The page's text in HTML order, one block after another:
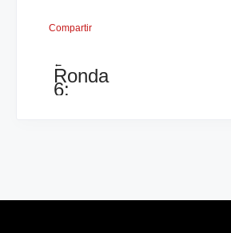
Compartir
←
Ronda
6: